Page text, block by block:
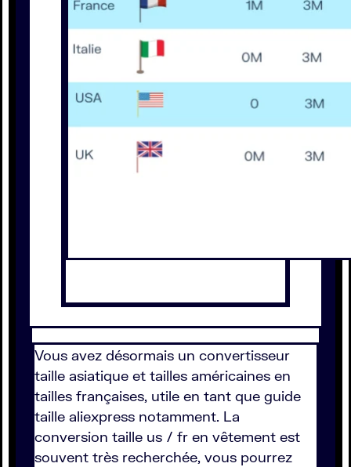
Vous avez désormais un convertisseur
taille asiatique et tailles américaines en
tailles françaises, utile en tant que guide
taille aliexpress notamment. La
conversion taille us / fr en vêtement est
souvent très recherchée, vous pourrez